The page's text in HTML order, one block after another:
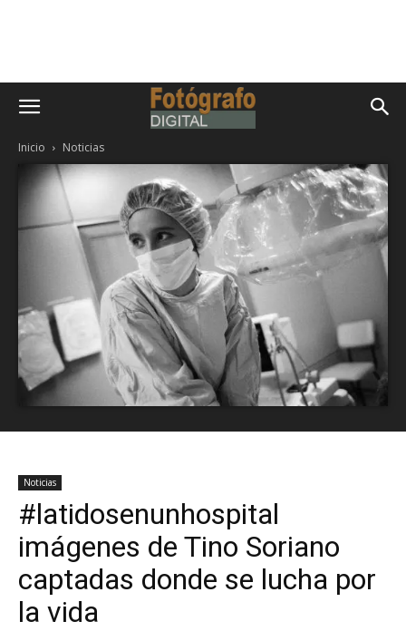
Inicio Noticias
Noticias
#latidosenunhospital
imágenes de Tino Soriano
captadas donde se lucha por
la vida